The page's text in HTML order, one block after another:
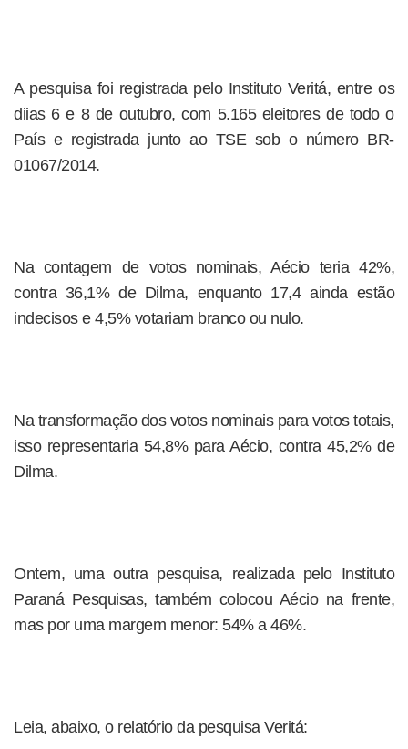
A pesquisa foi registrada pelo Instituto Veritá, entre os
diias 6 e 8 de outubro, com 5.165 eleitores de todo o
País e registrada junto ao TSE sob o número BR-
01067/2014.
Na contagem de votos nominais, Aécio teria 42%,
contra 36,1% de Dilma, enquanto 17,4 ainda estão
indecisos e 4,5% votariam branco ou nulo.
Na transformação dos votos nominais para votos totais,
isso representaria 54,8% para Aécio, contra 45,2% de
Dilma.
Ontem, uma outra pesquisa, realizada pelo Instituto
Paraná Pesquisas, também colocou Aécio na frente,
mas por uma margem menor: 54% a 46%.
Leia, abaixo, o relatório da pesquisa Veritá: